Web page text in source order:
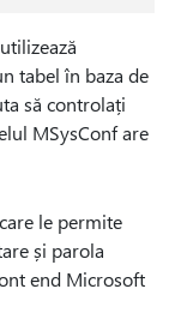
tabel în baza de
să controlați
MSysConf are
le permite
și parola
end Microsoft